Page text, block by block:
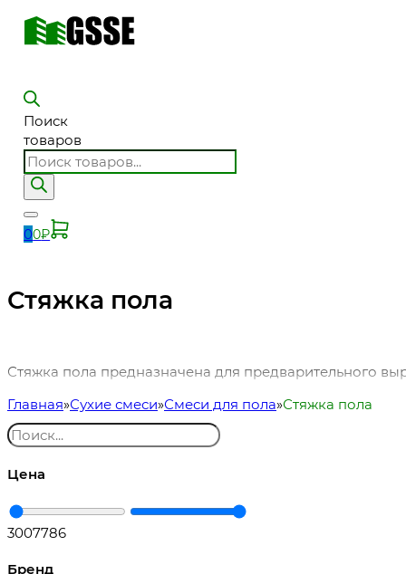
Поиск
товаров
00₽
Стяжка пола
Стяжка пола предназначена для предварительного
Главная Сухие смеси Смеси для пола Стяжка пола
Цена
3007786
Бренд